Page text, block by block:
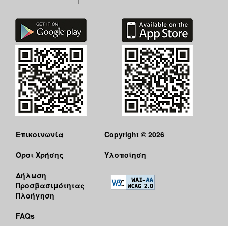
Επικοινωνία
Όροι Χρήσης
Δήλωση
Προσβασιμότητας
Πλοήγηση
FAQs
Copyright © 2026
Υλοποίηση